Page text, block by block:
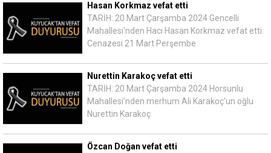
Hasan Korkmaz vefat etti
TARİH: 20 Mart Çarşamba 2024 Gencelli
Mahallesi'nden Hacı Hasan Korkmaz vefat etti.
Cenazesi 21 Mart Perşembe
Nurettin Karakoç vefat etti
TARİH: 20 Mart Çarşamba 2024 Horsunlu
Mahallesi'nden merhum Ali Karakoç'un oğlu
Nurettin Karakoç
Özcan Doğan vefat etti